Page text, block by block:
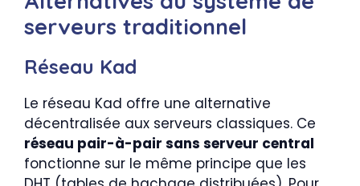
serveurs traditionnel
Réseau Kad
Le réseau Kad offre une alternative
décentralisée aux serveurs classiques. Ce
réseau pair-à-pair sans serveur central
fonctionne sur le même principe que les